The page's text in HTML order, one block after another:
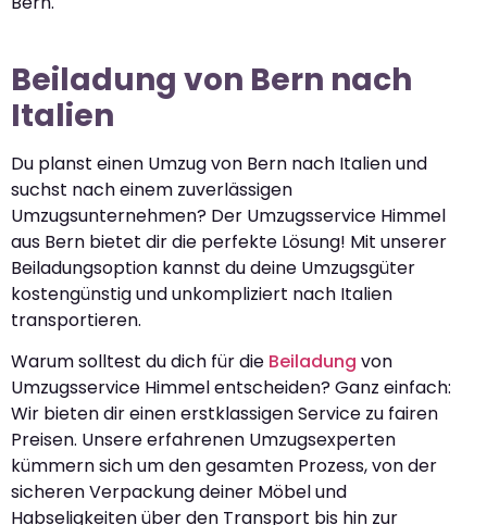
Beiladung von Bern nach
Italien
Du planst einen Umzug von Bern nach Italien und
suchst nach einem zuverlässigen
Umzugsunternehmen? Der Umzugsservice Himmel
aus Bern bietet dir die perfekte Lösung! Mit unserer
Beiladungsoption kannst du deine Umzugsgüter
kostengünstig und unkompliziert nach Italien
transportieren.
Warum solltest du dich für die Beiladung von
Umzugsservice Himmel entscheiden? Ganz einfach:
Wir bieten dir einen erstklassigen Service zu fairen
Preisen. Unsere erfahrenen Umzugsexperten
kümmern sich um den gesamten Prozess, von der
sicheren Verpackung deiner Möbel und
Habseligkeiten über den Transport bis hin zur